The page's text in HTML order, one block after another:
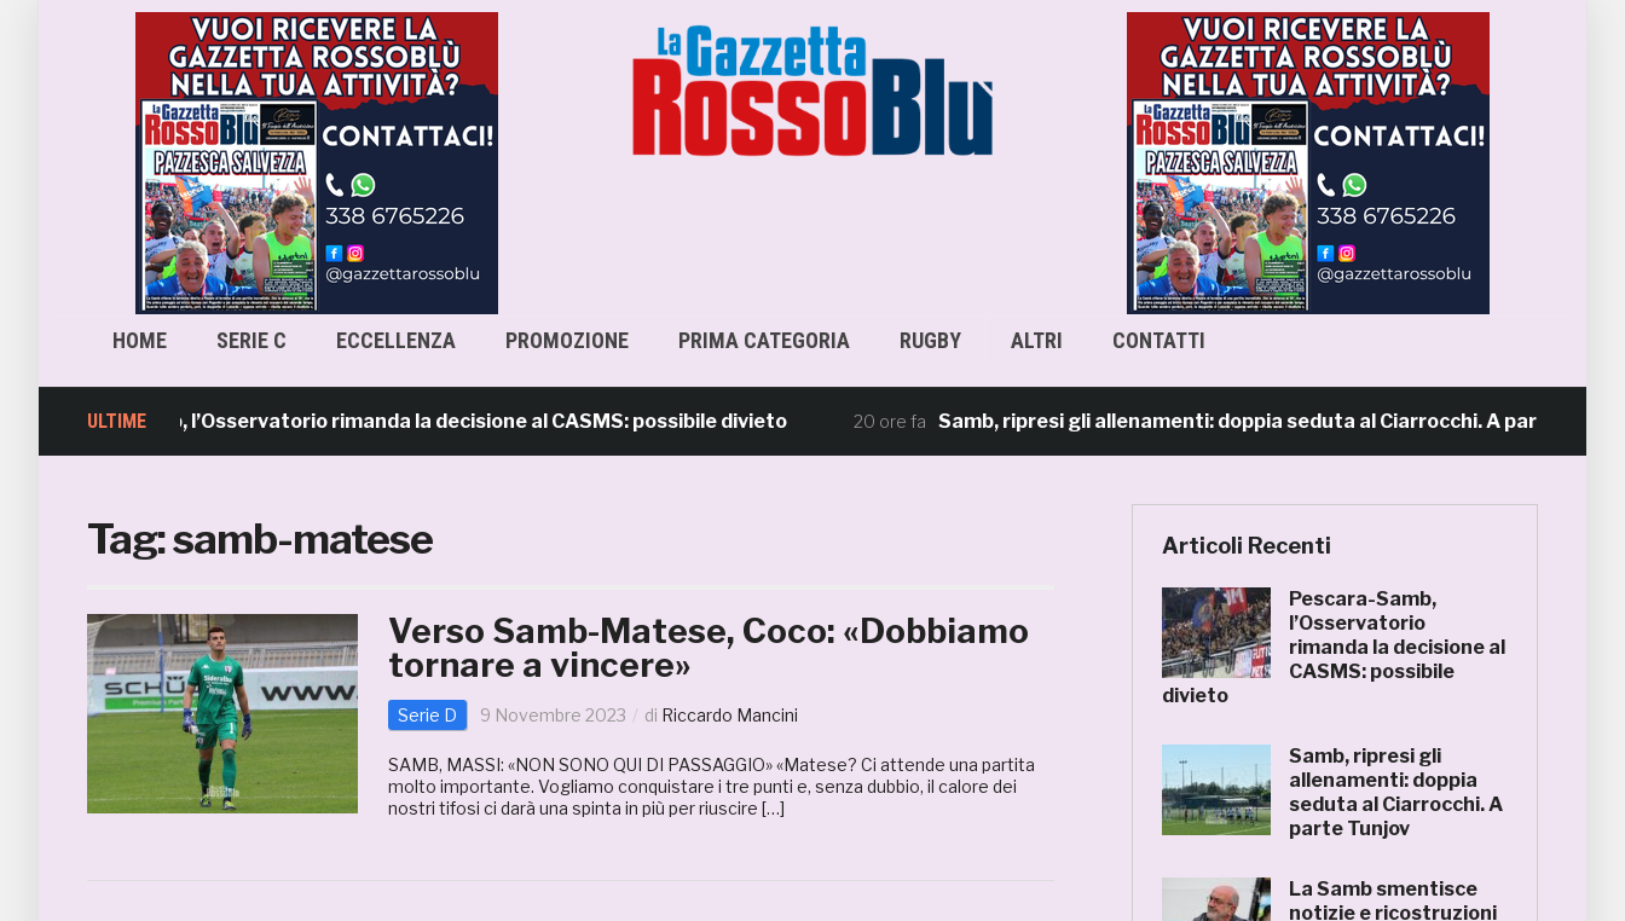
HOME SERIE C ECCELLENZA PROMOZIONE PRIMA CATEGORIA RUGBY ALTRI CONTATTI
ULTIME
Samb, l’Osservatorio rimanda la decisione al CASMS: possibile divieto 20 ore fa Samb, ripresi gli allenamenti: doppia seduta al Ciarrocchi. A parte Tunjov
Tag:samb-matese
Verso Samb-Matese, Coco: «Dobbiamo
tornare a vincere»
Serie D 9 Novembre 2023 di Riccardo Mancini
SAMB, MASSI: «NON SONO QUI DI PASSAGGIO» «Matese? Ci attende una partita
molto importante. Vogliamo conquistare i tre punti e, senza dubbio, il calore dei
nostri tifosi ci darà una spinta in più per riuscire […]
Articoli Recenti
Pescara-Samb,
l’Osservatorio
rimanda la decisione al
CASMS: possibile
divieto
Samb, ripresi gli
allenamenti: doppia
seduta al Ciarrocchi. A
parte Tunjov
La Samb smentisce
notizie e ricostruzioni